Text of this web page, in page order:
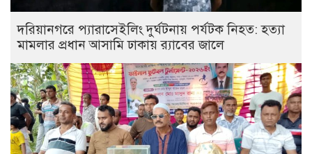
দরিয়ানগরে প্যারাসেইলিং দুর্ঘটনায় পর্যটক নিহত: হত্যা
মামলার প্রধান আসামি ঢাকায় র‌্যাবের জালে